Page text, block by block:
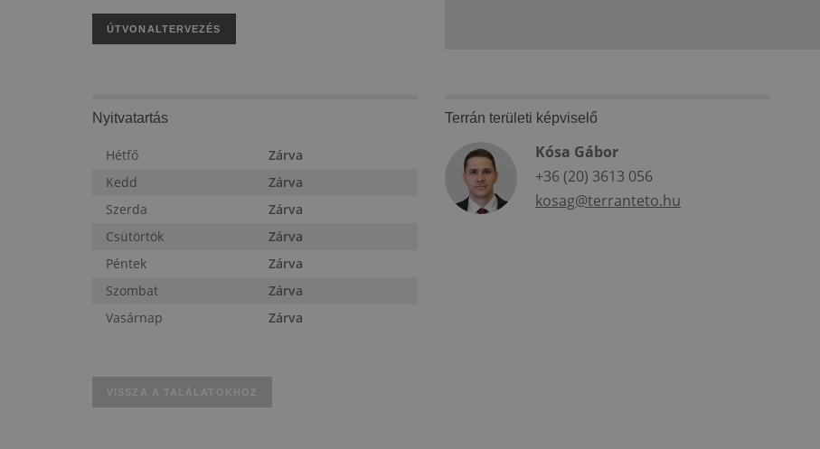
ÚTVONALTERVEZÉS
Nyitvatartás
Hétfő
Zárva
Kedd
Zárva
Szerda
Zárva
Csütörtök
Zárva
Péntek
Zárva
Szombat
Zárva
Vasárnap
Zárva
Terrán területi képviselő
Kósa Gábor
+36 (20) 3613 056
kosag@terranteto.hu
VISSZA A TALÁLATOKHOZ